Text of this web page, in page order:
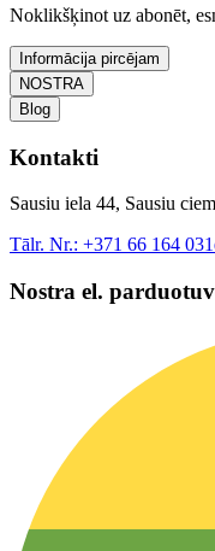
Noklikšķinot uz abonēt,
Informācija pircējam
NOSTRA
Blog
Kontakti
Sausiu iela 44, Sausiu
Tālr. Nr.: +371 66 164 031
Nostra el.